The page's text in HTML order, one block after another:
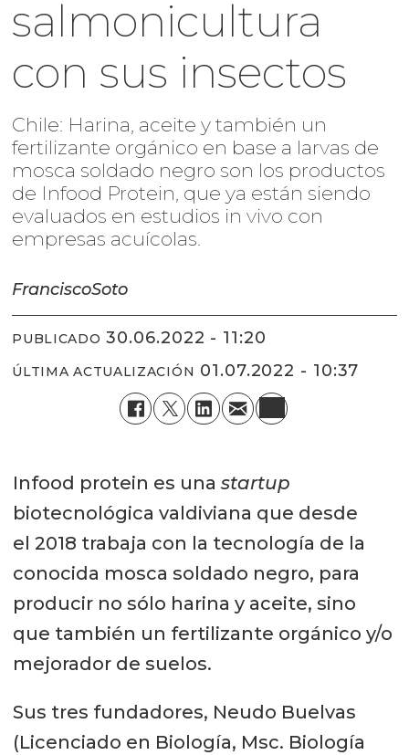
salmonicultura
con sus insectos
Chile: Harina, aceite y también un
fertilizante orgánico en base a larvas de
mosca soldado negro son los productos
de Infood Protein, que ya están siendo
evaluados en estudios in vivo con
empresas acuícolas.
FranciscoSoto
PUBLICADO 30.06.2022 - 11:20
ÚLTIMA ACTUALIZACIÓN 01.07.2022 - 10:37
Infood protein es una startup
biotecnológica valdiviana que desde
el 2018 trabaja con la tecnología de la
conocida mosca soldado negro, para
producir no sólo harina y aceite, sino
que también un fertilizante orgánico y/o
mejorador de suelos.
Sus tres fundadores, Neudo Buelvas
(Licenciado en Biología, Msc. Biología